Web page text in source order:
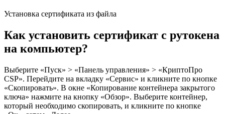
Установка сертификата из файла
Как установить сертификат с рутокена
на компьютер?
Выберите «Пуск» > «Панель управления» > «КриптоПро
CSP». Перейдите на вкладку «Сервис» и кликните по кнопке
«Скопировать». В окне «Копирование контейнера закрытого
ключа» нажмите на кнопку «Обзор». Выберите контейнер,
который необходимо скопировать, и кликните по кнопке